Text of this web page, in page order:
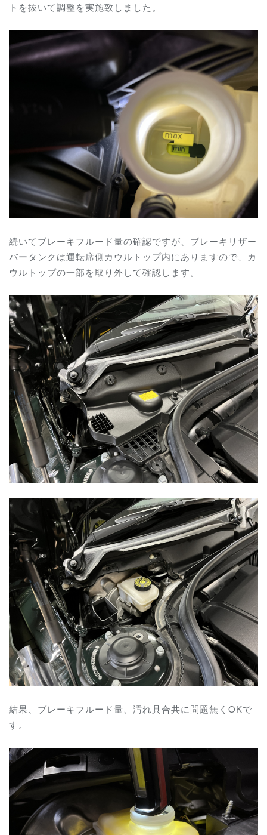
トを抜いて調整を実施致しました。
続いてブレーキフルード量の確認ですが、ブレーキリザー
バータンクは運転席側カウルトップ内にありますので、カ
ウルトップの一部を取り外して確認します。
結果、ブレーキフルード量、汚れ具合共に問題無くOKで
す。